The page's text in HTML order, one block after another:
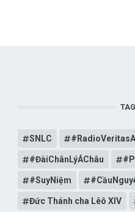
SNLC
#ĐàiChânLýÁChâu
#SuyNiệm
Đức Thánh cha Lêô XIV